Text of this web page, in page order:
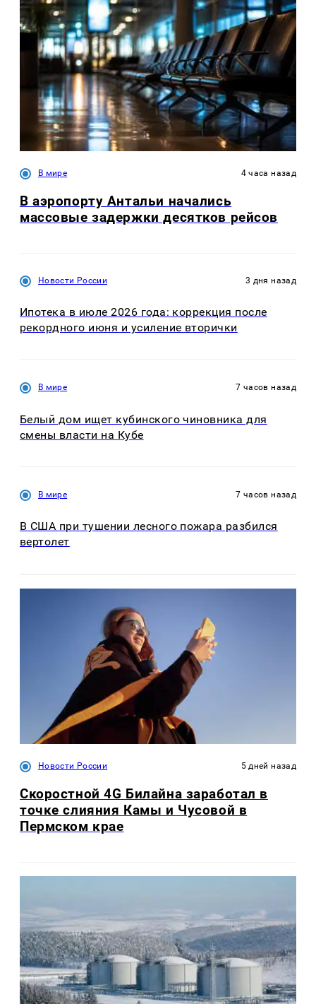
В мире 4 часа назад
В аэропорту Антальи начались
массовые задержки десятков рейсов
Новости России 3 дня назад
Ипотека в июле 2026 года: коррекция после
рекордного июня и усиление вторички
В мире 7 часов назад
Белый дом ищет кубинского чиновника для
смены власти на Кубе
В мире 7 часов назад
В США при тушении лесного пожара разбился
вертолет
Новости России 5 дней назад
Скоростной 4G Билайна заработал в
точке слияния Камы и Чусовой в
Пермском крае